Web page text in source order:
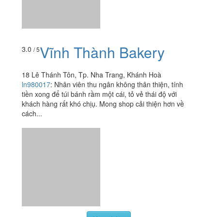
3.0 / 5Vĩnh Thành Bakery
18 Lê Thánh Tôn, Tp. Nha Trang, Khánh Hoà
ln980017: Nhân viên thu ngân không thân thiện, tính
tiền xong để túi bánh rầm một cái, tỏ vẻ thái độ với
khách hàng rất khó chịụ. Mong shop cải thiện hơn về
cách...